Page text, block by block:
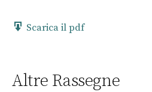
Scarica il pdf
Altre Rassegne